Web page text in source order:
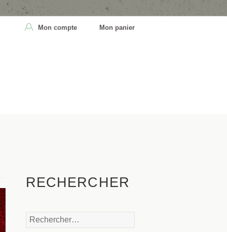
Mon compte Mon panier
RECHERCHER
Rechercher :